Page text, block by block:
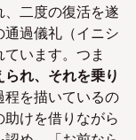
二度の復活を遂
過儀礼（イニシ
います。つま
れ、それを乗り
程を描いているの
けを借りながら